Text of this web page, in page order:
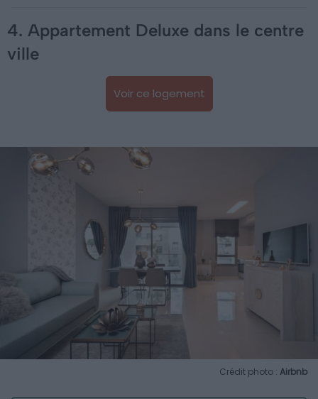
4. Appartement Deluxe dans le centre
ville
Voir ce logement
Crédit photo : Airbnb